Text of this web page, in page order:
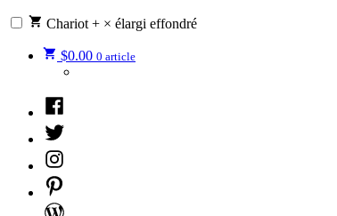
Chariot + × élargi effondré
$0.00 0 article
Facebook
Twitter
Instagram
Pinterest
WordPress